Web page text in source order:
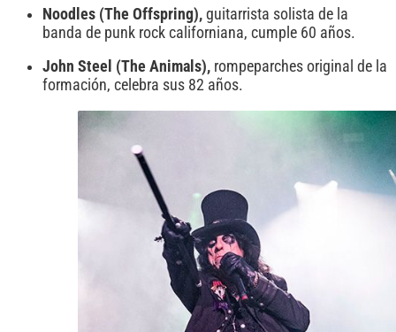
Noodles (The Offspring), guitarrista solista de la
banda de punk rock californiana, cumple 60 años.
John Steel (The Animals), rompeparches original de la
formación, celebra sus 82 años.